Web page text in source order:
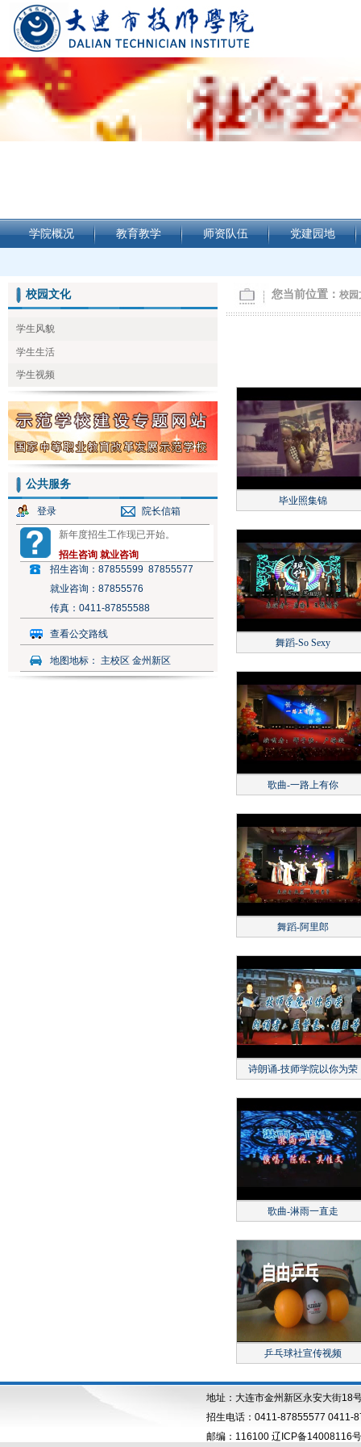
学院概况 教育教学 师资队伍 党建园地
校园文化
学生风貌
学生生活
学生视频
公共服务
登录 院长信箱
新年度招生工作现已开始。
招生咨询 就业咨询
招生咨询： 87855599 87855577
就业咨询： 87855576
传真： 0411-87855588
查看公交路线
地图地标： 主校区 金州新区
您当前位置： 校园
毕业照集锦
舞蹈-So Sexy
歌曲-一路上有你
舞蹈-阿里郎
诗朗诵-技师学院以你为荣
歌曲-淋雨一直走
乒乓球社宣传视频
地址：大连市金州新区永安大街18
招生电话：0411-87855577 0411-
邮编：116100 辽ICP备14008116